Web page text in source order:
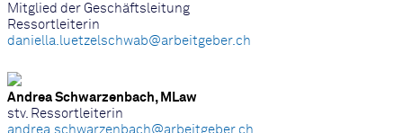
Mitglied der Geschäftsleitung
Ressortleiterin
daniella.luetzelschwab@arbeitgeber.ch
Andrea Schwarzenbach, MLaw
stv. Ressortleiterin
andrea.schwarzenbach@arbeitgeber.ch